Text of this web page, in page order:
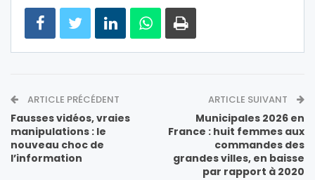
ARTICLE PRÉCÉDENT
Fausses vidéos, vraies
manipulations : le
nouveau choc de
l’information
ARTICLE SUIVANT
Municipales 2026 en
France : huit femmes aux
commandes des
grandes villes, en baisse
par rapport à 2020